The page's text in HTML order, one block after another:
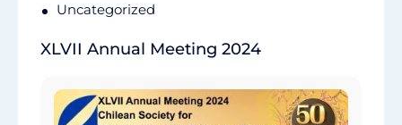
Uncategorized
XLVII Annual Meeting 2024